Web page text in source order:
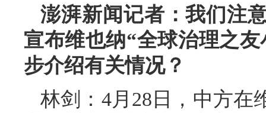
澎湃新闻记者：我们注
宣布维也纳“全球治理之
步介绍有关情况？
林剑：4月28日，中方在